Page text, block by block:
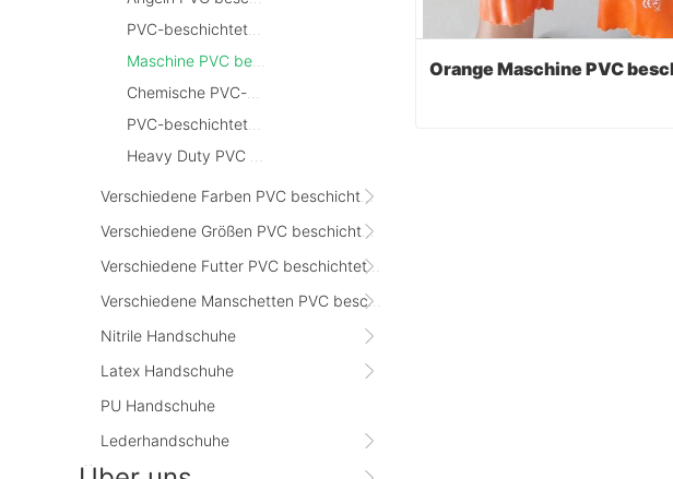
Verschiedene Farben PVC beschichtete Handschuhe
Verschiedene Größen PVC beschichtete Handschuhe
Verschiedene Futter PVC beschichtete Handschuhe
Verschiedene Manschetten PVC beschichtethandschuhe
Nitrile Handschuhe
Latex Handschuhe
PU Handschuhe
Lederhandschuhe